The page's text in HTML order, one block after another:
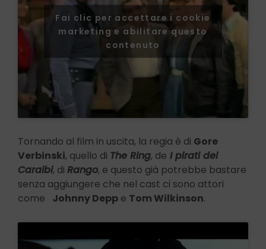
Fai clic per accettare i cookie
marketing e abilitare questo
contenuto
Tornando al film in uscita, la regia è di Gore
Verbinski, quello di The Ring, de I pirati dei
Caraibi, di Rango, e questo già potrebbe bastare
senza aggiungere che nel cast ci sono attori
come Johnny Depp e Tom Wilkinson.